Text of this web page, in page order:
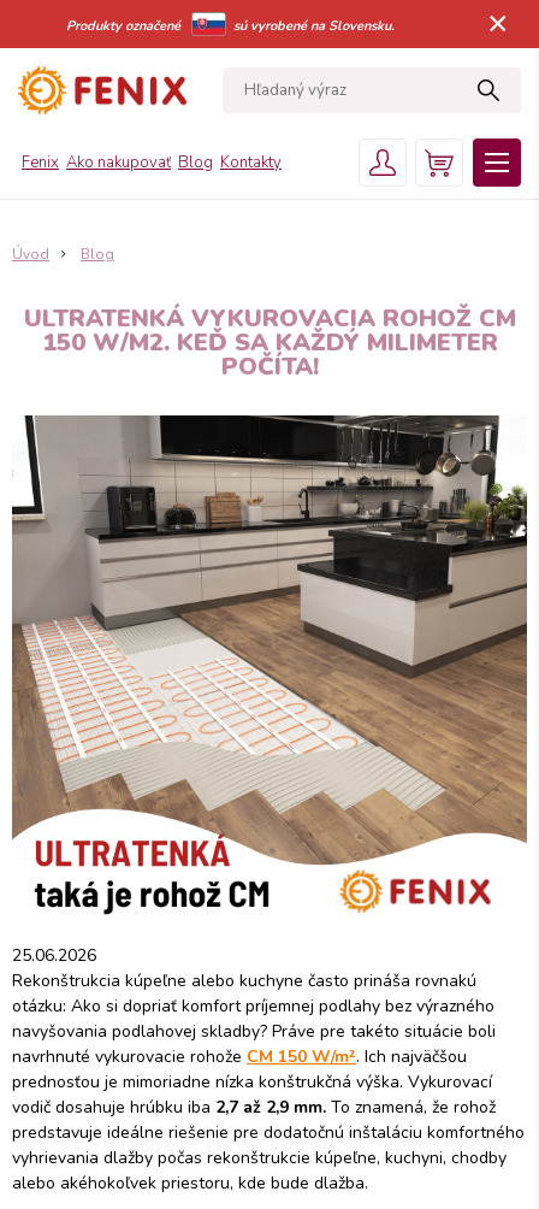
Produkty označené sú vyrobené na Slovensku. ×
Fenix Ako nakupovať Blog Kontakty
Úvod Blog
ULTRATENKÁ VYKUROVACIA ROHOŽ CM
150 W/M2. KEĎ SA KAŽDÝ MILIMETER
POČÍTA!
25.06.2026
Rekonštrukcia kúpeľne alebo kuchyne často prináša rovnakú
otázku: Ako si dopriať komfort príjemnej podlahy bez výrazného
navyšovania podlahovej skladby? Práve pre takéto situácie boli
navrhnuté vykurovacie rohože CM 150 W/m². Ich najväčšou
prednosťou je mimoriadne nízka konštrukčná výška. Vykurovací
vodič dosahuje hrúbku iba 2,7 až 2,9 mm. To znamená, že rohož
predstavuje ideálne riešenie pre dodatočnú inštaláciu komfortného
vyhrievania dlažby počas rekonštrukcie kúpeľne, kuchyni, chodby
alebo akéhokoľvek priestoru, kde bude dlažba.